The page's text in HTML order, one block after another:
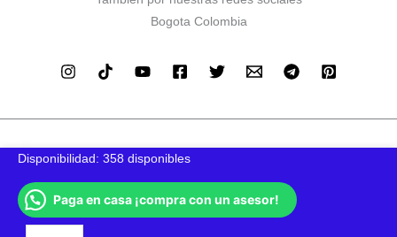
Bogota Colombia
Disponibilidad: 358 disponibles
Paga en casa ¡compra con un asesor!